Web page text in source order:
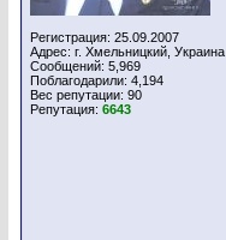
Регистрация: 25.09.2007
Адрес: г. Хмельницкий, Украина
Сообщений: 5,969
Поблагодарили: 4,194
Вес репутации: 90
Репутация: 6643